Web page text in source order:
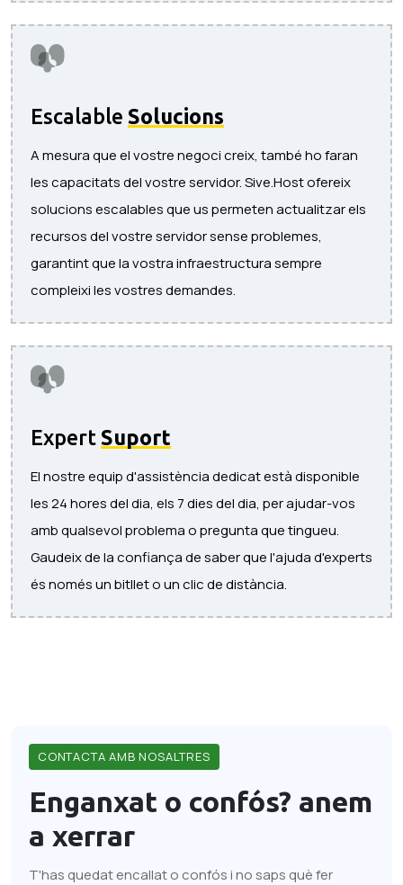
Escalable Solucions
A mesura que el vostre negoci creix, també ho faran
les capacitats del vostre servidor. Sive.Host ofereix
solucions escalables que us permeten actualitzar els
recursos del vostre servidor sense problemes,
garantint que la vostra infraestructura sempre
compleixi les vostres demandes.
Expert Suport
El nostre equip d'assistència dedicat està disponible
les 24 hores del dia, els 7 dies del dia, per ajudar-vos
amb qualsevol problema o pregunta que tingueu.
Gaudeix de la confiança de saber que l'ajuda d'experts
és només un bitllet o un clic de distància.
CONTACTA AMB NOSALTRES
Enganxat o confós? anem
a xerrar
T'has quedat encallat o confós i no saps què fer